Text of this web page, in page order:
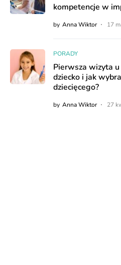
kompetencje w
by Anna Wiktor 17
PORADY
Pierwsza wizyta
dziecko i jak
dziecięcego?
by Anna Wiktor 27